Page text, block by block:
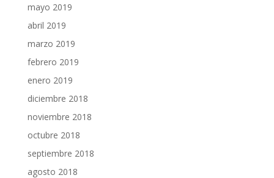
mayo 2019
abril 2019
marzo 2019
febrero 2019
enero 2019
diciembre 2018
noviembre 2018
octubre 2018
septiembre 2018
agosto 2018